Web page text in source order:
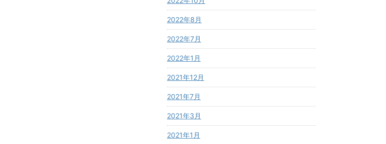
2022年8月
2022年7月
2022年1月
2021年12月
2021年7月
2021年3月
2021年1月